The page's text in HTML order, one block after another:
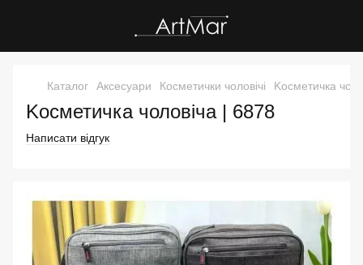
Каталог Аксесуари Косметички чоловічі Kосметичка
Kосметичка чоловіча | 6878
Написати відгук